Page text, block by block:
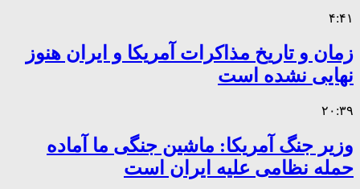
۴:۴۱
زمان و تاریخ مذاکرات آمریکا و ایران هنوز
نهایی نشده است
۲۰:۳۹
وزیر جنگ آمریکا: ماشین جنگی ما آماده
حمله نظامی علیه ایران است